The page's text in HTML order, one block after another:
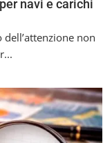
navi e carichi
non